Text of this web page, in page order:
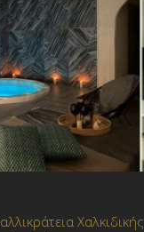
Χαλκιδικής